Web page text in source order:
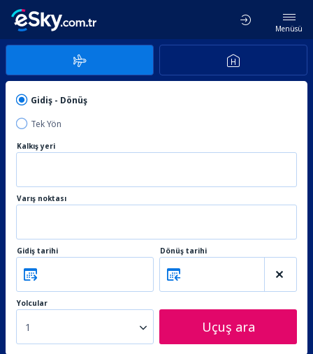
Menüsü
Gidiş - Dönüş
Tek Yön
Kalkış yeri
Varış noktası
Gidiş tarihi Dönüş tarihi
Yolcular
1 Uçuş ara